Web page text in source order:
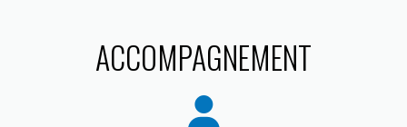
ACCOMPAGNEMENT